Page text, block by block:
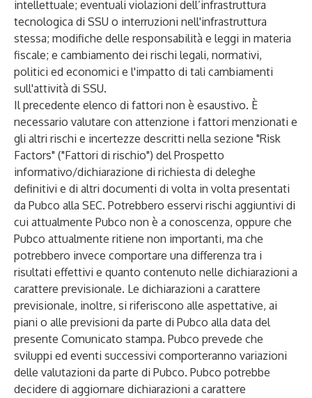
intellettuale; eventuali violazioni dell’infrastruttura
tecnologica di SSU o interruzioni nell'infrastruttura
stessa; modifiche delle responsabilità e leggi in materia
fiscale; e cambiamento dei rischi legali, normativi,
politici ed economici e l'impatto di tali cambiamenti
sull'attività di SSU.
Il precedente elenco di fattori non è esaustivo. È
necessario valutare con attenzione i fattori menzionati e
gli altri rischi e incertezze descritti nella sezione "Risk
Factors" ("Fattori di rischio") del Prospetto
informativo/dichiarazione di richiesta di deleghe
definitivi e di altri documenti di volta in volta presentati
da Pubco alla SEC. Potrebbero esservi rischi aggiuntivi di
cui attualmente Pubco non è a conoscenza, oppure che
Pubco attualmente ritiene non importanti, ma che
potrebbero invece comportare una differenza tra i
risultati effettivi e quanto contenuto nelle dichiarazioni a
carattere previsionale. Le dichiarazioni a carattere
previsionale, inoltre, si riferiscono alle aspettative, ai
piani o alle previsioni da parte di Pubco alla data del
presente Comunicato stampa. Pubco prevede che
sviluppi ed eventi successivi comporteranno variazioni
delle valutazioni da parte di Pubco. Pubco potrebbe
decidere di aggiornare dichiarazioni a carattere